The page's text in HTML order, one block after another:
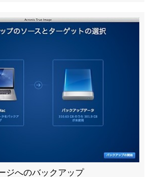
ジへのバックアップ